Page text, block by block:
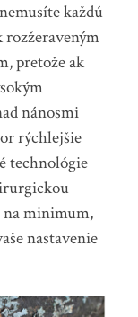
každú
pretože ak
nánosmi
rýchlejšie
technológie
minimum,
nastavenie